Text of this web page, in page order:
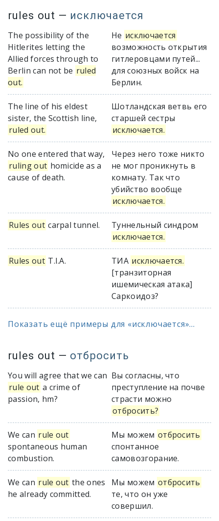
rules out — исключается
The possibility of the
Hitlerites letting the
Allied forces through to
Berlin can not be ruled
out.
Не исключается
возможность открытия
гитлеровцами путей...
для союзных войск на
Берлин.
The line of his eldest
sister, the Scottish line,
ruled out.
Шотландская ветвь его
старшей сестры
исключается.
No one entered that way,
ruling out homicide as a
cause of death.
Через него тоже никто
не мог проникнуть в
комнату. Так что
убийство вообще
исключается.
Rules out carpal tunnel.
Туннельный синдром
исключается.
Rules out T.I.A. ТИА исключается.
[транзиторная
ишемическая атака]
Саркоидоз?
Показать ещё примеры для «исключается»...
rules out — отбросить
You will agree that we can
rule out a crime of
passion, hm?
Вы согласны, что
преступление на почве
страсти можно
отбросить?
We can rule out
spontaneous human
combustion.
Мы можем отбросить
спонтанное
самовозгорание.
We can rule out the ones
he already committed.
Мы можем отбросить
те, что он уже
совершил.